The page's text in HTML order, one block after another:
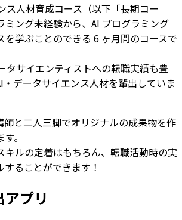
ス人材育成コース（以下「長期コー
ミング未経験から、AI プログラミング
を学ぶことのできる 6 ヶ月間のコースで
タサイエンティストへの転職実績も豊
・データサイエンス人材を輩出していま
師と二人三脚でオリジナルの成果物を作
。
キルの定着はもちろん、転職活動時の実
ることができます！
プリ